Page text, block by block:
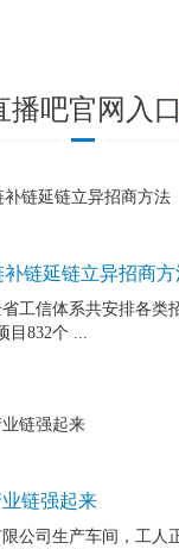
播吧官网入口
链延链立异招商方
工信体系共安排各类
832个 ...
链强起来
公司生产车间，工人